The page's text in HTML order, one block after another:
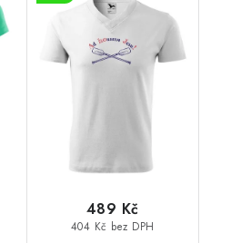
404 Kč bez DPH
489 Kč